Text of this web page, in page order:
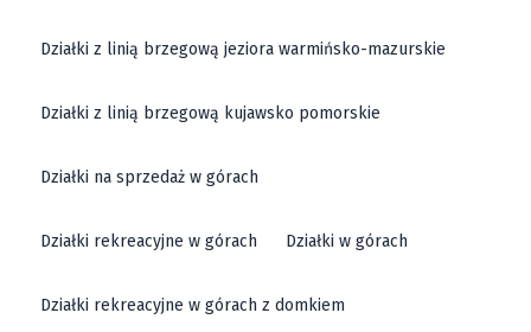
Działki z linią brzegową jeziora warmińsko-mazurskie
Działki z linią brzegową kujawsko pomorskie
Działki na sprzedaż w górach
Działki rekreacyjne w górach Działki w górach
Działki rekreacyjne w górach z domkiem